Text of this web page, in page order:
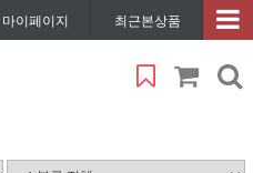
마이페이지 최근본상품